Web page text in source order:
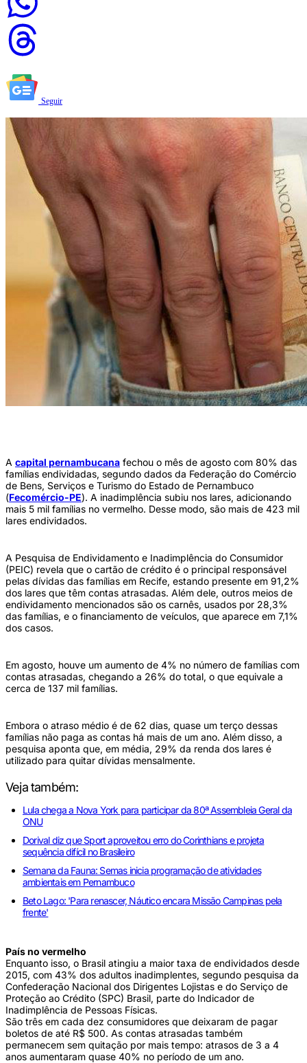
Seguir
A capital pernambucana fechou o mês de agosto com 80% das
famílias endividadas, segundo dados da Federação do Comércio
de Bens, Serviços e Turismo do Estado de Pernambuco
(Fecomércio-PE). A inadimplência subiu nos lares, adicionando
mais 5 mil famílias no vermelho. Desse modo, são mais de 423 mil
lares endividados.
A Pesquisa de Endividamento e Inadimplência do Consumidor
(PEIC) revela que o cartão de crédito é o principal responsável
pelas dívidas das famílias em Recife, estando presente em 91,2%
dos lares que têm contas atrasadas. Além dele, outros meios de
endividamento mencionados são os carnês, usados por 28,3%
das famílias, e o financiamento de veículos, que aparece em 7,1%
dos casos.
Em agosto, houve um aumento de 4% no número de famílias com
contas atrasadas, chegando a 26% do total, o que equivale a
cerca de 137 mil famílias.
Embora o atraso médio é de 62 dias, quase um terço dessas
famílias não paga as contas há mais de um ano. Além disso, a
pesquisa aponta que, em média, 29% da renda dos lares é
utilizado para quitar dívidas mensalmente.
Veja também:
Lula chega a Nova York para participar da 80ª Assembleia Geral da
ONU
Dorival diz que Sport aproveitou erro do Corinthians e projeta
sequência difícil no Brasileiro
Semana da Fauna: Semas inicia programação de atividades
ambientais em Pernambuco
Beto Lago: 'Para renascer, Náutico encara Missão Campinas pela
frente'
País no vermelho
Enquanto isso, o Brasil atingiu a maior taxa de endividados desde
2015, com 43% dos adultos inadimplentes, segundo pesquisa da
Confederação Nacional dos Dirigentes Lojistas e do Serviço de
Proteção ao Crédito (SPC) Brasil, parte do Indicador de
Inadimplência de Pessoas Físicas.
São três em cada dez consumidores que deixaram de pagar
boletos de até R$ 500. As contas atrasadas também
permanecem sem quitação por mais tempo: atrasos de 3 a 4
anos aumentaram quase 40% no período de um ano.